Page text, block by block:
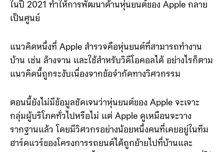
ในปี 2021 ทำให้การพัฒนาด้านหุ่นยนต์ของ Apple กลาย
เป็นศูนย์
แนวคิดหนึ่งที่ Apple สำรวจคือหุ่นยนต์ที่สามารถทำงาน
บ้าน เช่น ล้างจาน และใช้สำหรับวิดีโอคอลได้ อย่างไรก็ตาม
แนวคิดนี้ถูกระงับเนื่องจากข้อจำกัดทางวิศวกรรม
ตอนนี้ยังไม่มีข้อมูลชัดเจนว่าหุ่นยนต์ของ Apple จะเจาะ
กลุ่มผู้บริโภคทั่วไปหรือไม่ แต่ Apple ดูเหมือนจะวาง
รากฐานแล้ว โดยมีวิศวกรอย่างน้อยหนึ่งคนที่เคยอยู่ในทีม
ฮาร์ดแวร์ของโครงการรถยนต์ได้ถูกย้ายไปที่บ้านและ